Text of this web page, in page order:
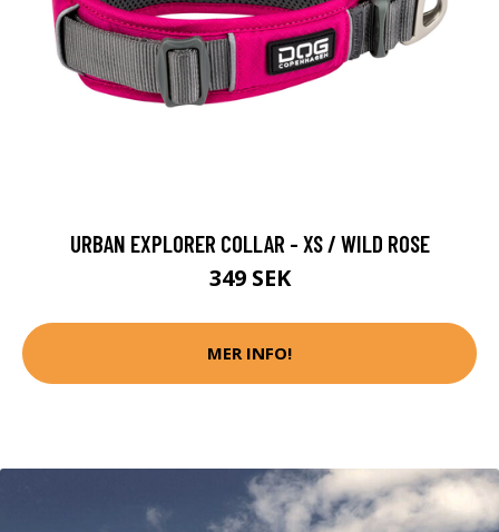
URBAN EXPLORER COLLAR - XS / WILD ROSE
349 SEK
MER INFO!